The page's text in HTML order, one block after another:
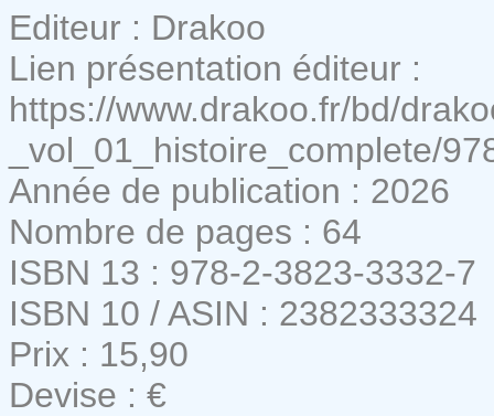
Editeur : Drakoo
Lien présentation éditeur :
https://www.drakoo.fr/bd/
_vol_01_histoire_complete/
Année de publication : 2026
Nombre de pages : 64
ISBN 13 : 978-2-3823-3332-7
ISBN 10 / ASIN : 2382333324
Prix : 15,90
Devise : €